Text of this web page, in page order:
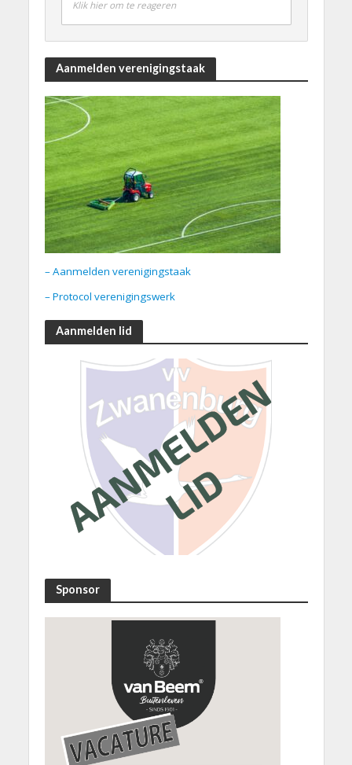
Klik hier om te reageren
Aanmelden verenigingstaak
– Aanmelden verenigingstaak
– Protocol verenigingswerk
Aanmelden lid
Sponsor